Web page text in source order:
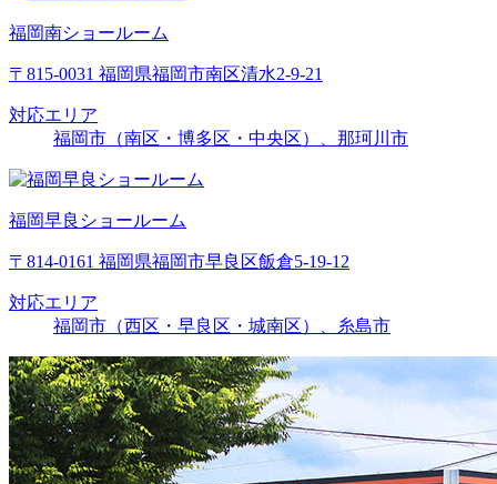
福岡南ショールーム
〒815-0031 福岡県福岡市南区清水2-9-21
対応エリア
福岡市（南区・博多区・中央区）、那珂川市
福岡早良ショールーム
〒814-0161 福岡県福岡市早良区飯倉5-19-12
対応エリア
福岡市（西区・早良区・城南区）、糸島市